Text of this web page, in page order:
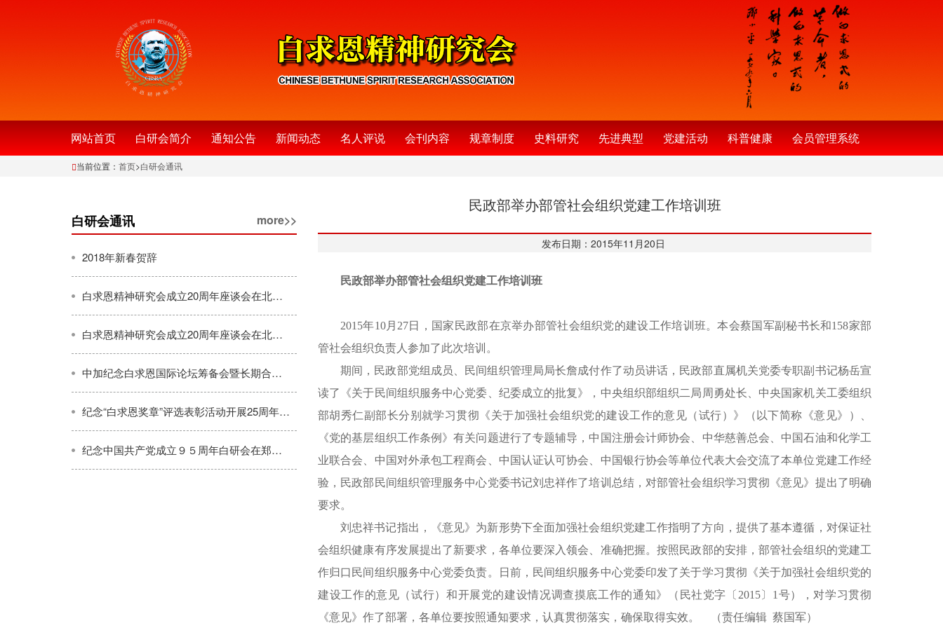
网站首页 白研会简介 通知公告 新闻动态 名人评说 会刊内容 规章制度 史料研究 先进典型 党建活动 科普健康 会员管理系统
当前位置： 首页>白研会通讯
白研会通讯 more>>
2018年新春贺辞
白求恩精神研究会成立20周年座谈会在北京隆重举行
白求恩精神研究会成立20周年座谈会在北京隆重举行
中加纪念白求恩国际论坛筹备会暨长期合作座谈会在北京举行
纪念“白求恩奖章”评选表彰活动开展25周年暨寻访“白求恩式好医生”大型公益活动启动仪式在山西长治举行
纪念中国共产党成立９５周年白研会在郑州宣讲做白求恩式的好党员好医生
民政部举办部管社会组织党建工作培训班
发布日期：2015年11月20日
民政部举办部管社会组织党建工作培训班
2015年10月27日，国家民政部在京举办部管社会组织党的建设工作培训班。本会蔡国军副秘书长和158家部
管社会组织负责人参加了此次培训。
期间，民政部党组成员、民间组织管理局局长詹成付作了动员讲话，民政部直属机关党委专职副书记杨岳宣
读了《关于民间组织服务中心党委、纪委成立的批复》，中央组织部组织二局周勇处长、中央国家机关工委组织
部胡秀仁副部长分别就学习贯彻《关于加强社会组织党的建设工作的意见（试行）》（以下简称《意见》）、
《党的基层组织工作条例》有关问题进行了专题辅导，中国注册会计师协会、中华慈善总会、中国石油和化学工
业联合会、中国对外承包工程商会、中国认证认可协会、中国银行协会等单位代表大会交流了本单位党建工作经
验，民政部民间组织管理服务中心党委书记刘忠祥作了培训总结，对部管社会组织学习贯彻《意见》提出了明确
要求。
刘忠祥书记指出，《意见》为新形势下全面加强社会组织党建工作指明了方向，提供了基本遵循，对保证社
会组织健康有序发展提出了新要求，各单位要深入领会、准确把握。按照民政部的安排，部管社会组织的党建工
作归口民间组织服务中心党委负责。日前，民间组织服务中心党委印发了关于学习贯彻《关于加强社会组织党的
建设工作的意见（试行）和开展党的建设情况调查摸底工作的通知》（民社党字〔2015〕1号），对学习贯彻
《意见》作了部署，各单位要按照通知要求，认真贯彻落实，确保取得实效。 （责任编辑 蔡国军）